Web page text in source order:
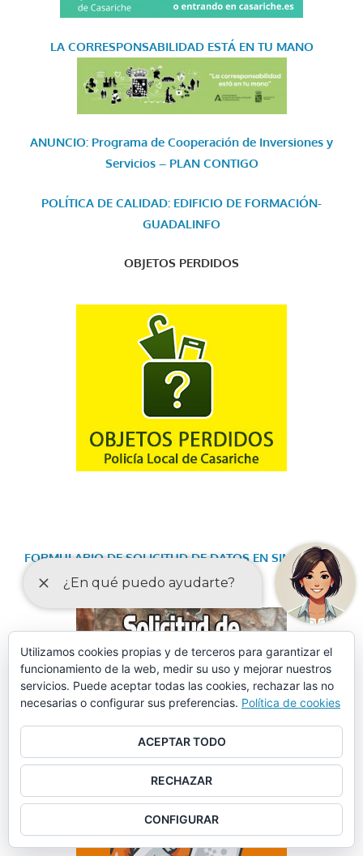
LA CORRESPONSABILIDAD ESTÁ EN TU MANO
ANUNCIO: Programa de Cooperación de Inversiones y
Servicios – PLAN CONTIGO
POLÍTICA DE CALIDAD: EDIFICIO DE FORMACIÓN-
GUADALINFO
OBJETOS PERDIDOS
FORMULARIO DE SOLICITUD DE DATOS EN SINIESTROS
VIALES
Utilizamos cookies propias y de terceros para garantizar el
funcionamiento de la web, medir su uso y mejorar nuestros
servicios. Puede aceptar todas las cookies, rechazar las no
necesarias o configurar sus preferencias. Política de cookies
ACEPTAR TODO
RECHAZAR
CONFIGURAR